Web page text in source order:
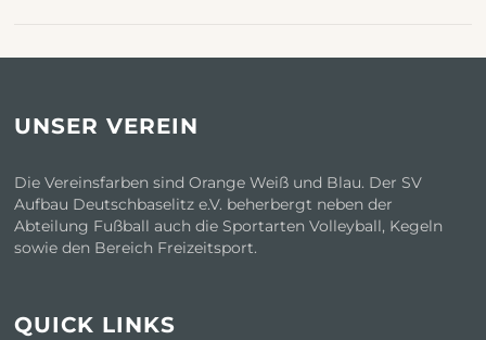
UNSER VEREIN
Die Vereinsfarben sind Orange Weiß und Blau. Der SV
Aufbau Deutschbaselitz e.V. beherbergt neben der
Abteilung Fußball auch die Sportarten Volleyball, Kegeln
sowie den Bereich Freizeitsport.
QUICK LINKS